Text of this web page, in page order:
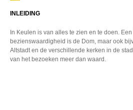
INLEIDING
In Keulen is van alles te zien en te doen.
bezienswaardigheid is de Dom, maar ook
Altstadt en de verschillende kerken in de
van het bezoeken meer dan waard.